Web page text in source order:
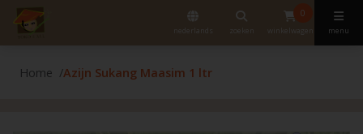
nederlands zoeken
0
winkelwagen menu
Home Azijn Sukang Maasim 1 ltr